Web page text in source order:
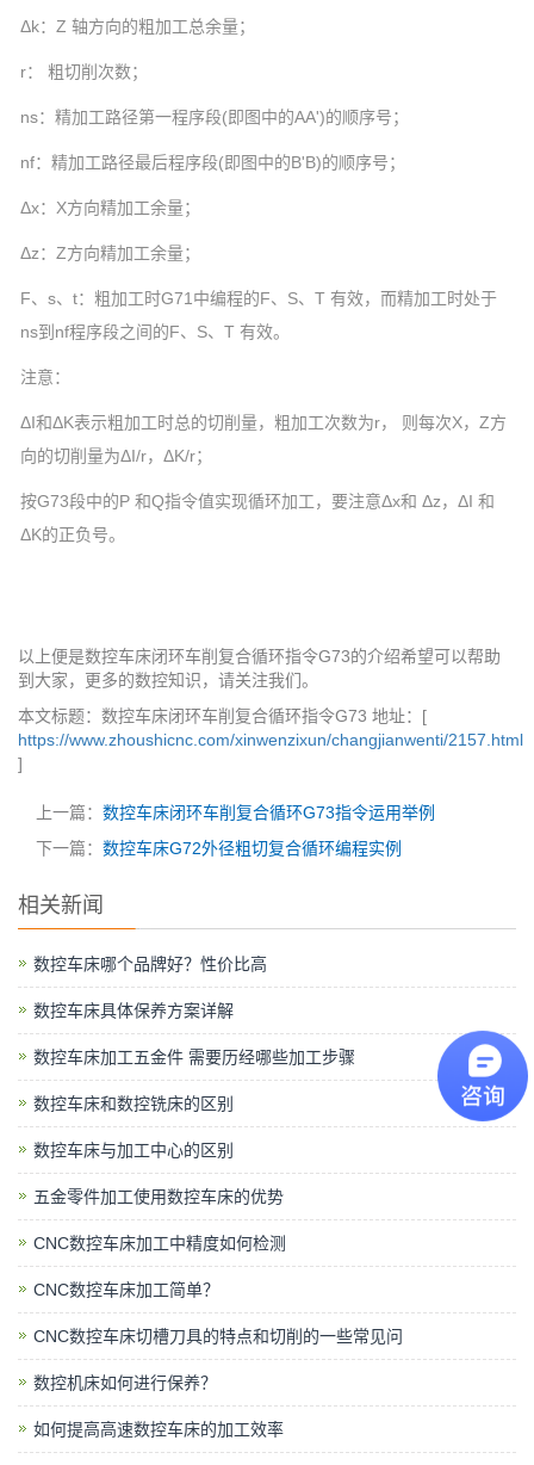
Δk：Z 轴方向的粗加工总余量；
r： 粗切削次数；
ns：精加工路径第一程序段(即图中的AA')的顺序号；
nf：精加工路径最后程序段(即图中的B'B)的顺序号；
Δx：X方向精加工余量；
Δz：Z方向精加工余量；
F、s、t：粗加工时G71中编程的F、S、T 有效，而精加工时处于
ns到nf程序段之间的F、S、T 有效。
注意：
ΔI和ΔK表示粗加工时总的切削量，粗加工次数为r， 则每次X，Z方
向的切削量为ΔI/r，ΔK/r；
按G73段中的P 和Q指令值实现循环加工，要注意Δx和 Δz，ΔI 和
ΔK的正负号。
以上便是数控车床闭环车削复合循环指令G73的介绍希望可以帮助
到大家，更多的数控知识，请关注我们。
本文标题：数控车床闭环车削复合循环指令G73 地址：[
https://www.zhoushicnc.com/xinwenzixun/changjianwenti/2157.html
]
上一篇： 数控车床闭环车削复合循环G73指令运用举例
下一篇： 数控车床G72外径粗切复合循环编程实例
相关新闻
数控车床哪个品牌好？性价比高
数控车床具体保养方案详解
数控车床加工五金件 需要历经哪些加工步骤
数控车床和数控铣床的区别
数控车床与加工中心的区别
五金零件加工使用数控车床的优势
CNC数控车床加工中精度如何检测
CNC数控车床加工简单？
CNC数控车床切槽刀具的特点和切削的一些常见问
数控机床如何进行保养？
如何提高高速数控车床的加工效率